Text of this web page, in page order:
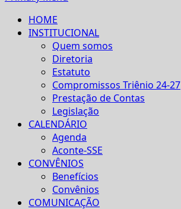
HOME
INSTITUCIONAL
Quem somos
Diretoria
Estatuto
Compromissos Triênio 24-27
Prestação de Contas
Legislação
CALENDÁRIO
Agenda
Aconte-SSE
CONVÊNIOS
Benefícios
Convênios
COMUNICAÇÃO